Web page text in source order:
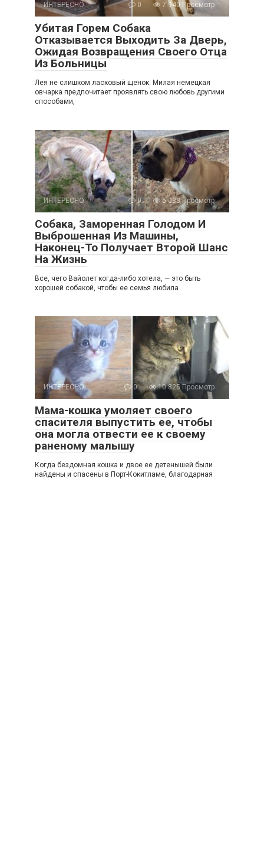
ИНТЕРЕСНО 0 7 940 Просмотр
Убитая Горем Собака
Отказывается Выходить За Дверь,
Ожидая Возвращения Своего Отца
Из Больницы
Лея не слишком ласковый щенок. Милая немецкая
овчарка предпочитает проявлять свою любовь другими
способами,
ИНТЕРЕСНО 0 5 038 Просмотр
Собака, Заморенная Голодом И
Выброшенная Из Машины,
Наконец-То Получает Второй Шанс
На Жизнь
Все, чего Вайолет когда-либо хотела, — это быть
хорошей собакой, чтобы ее семья любила
ИНТЕРЕСНО 0 10 825 Просмотр
Мама-кошка умоляет своего
спасителя выпустить ее, чтобы
она могла отвести ее к своему
раненому малышу
Когда бездомная кошка и двое ее детенышей были
найдены и спасены в Порт-Кокитламе, благодарная